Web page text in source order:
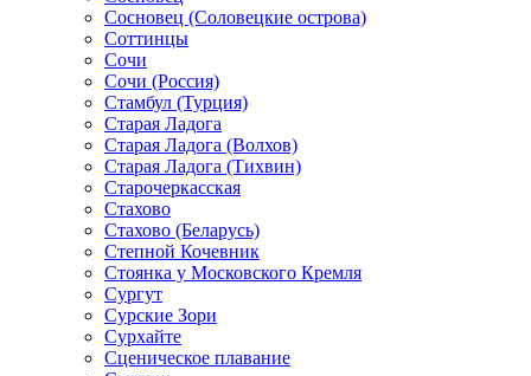
Сосновец (Соловецкие острова)
Соттинцы
Сочи
Сочи (Россия)
Стамбул (Турция)
Старая Ладога
Старая Ладога (Волхов)
Старая Ладога (Тихвин)
Старочеркасская
Стахово
Стахово (Беларусь)
Степной Кочевник
Стоянка у Московского Кремля
Сургут
Сурские Зори
Сурхайте
Сценическое плавание